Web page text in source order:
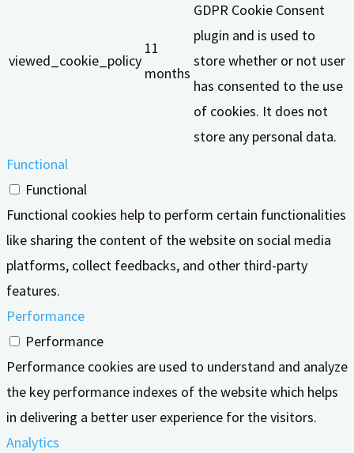
viewed_cookie_policy
11
months
GDPR Cookie Consent
plugin and is used to
store whether or not user
has consented to the use
of cookies. It does not
store any personal data.
Functional
Functional
Functional cookies help to perform certain functionalities
like sharing the content of the website on social media
platforms, collect feedbacks, and other third-party
features.
Performance
Performance
Performance cookies are used to understand and analyze
the key performance indexes of the website which helps
in delivering a better user experience for the visitors.
Analytics